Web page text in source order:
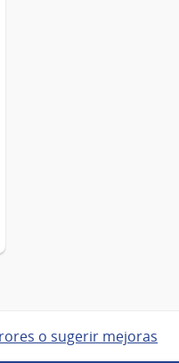
o sugerir mejoras